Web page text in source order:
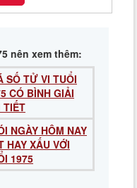
nên xem thêm:
SỐ TỬ VI TUỔI
CÓ BÌNH GIẢI
TIẾT
NGÀY HÔM NAY
HAY XẤU VỚI
1975